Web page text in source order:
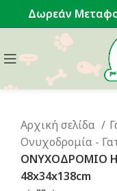
Δωρεάν
Αρχική σελίδα
Ονυχοδρομία -
ΟΝΥΧΟΔΡΟΜΙΟ
48x34x138cm